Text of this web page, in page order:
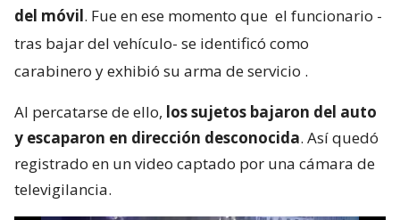
del móvil. Fue en ese momento que el funcionario -
tras bajar del vehículo- se identificó como
carabinero y exhibió su arma de servicio .
Al percatarse de ello, los sujetos bajaron del auto
y escaparon en dirección desconocida. Así quedó
registrado en un video captado por una cámara de
televigilancia.